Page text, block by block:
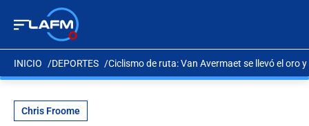
INICIO DEPORTES Ciclismo de ruta: Van Avermaet se llevó el oro
Chris Froome